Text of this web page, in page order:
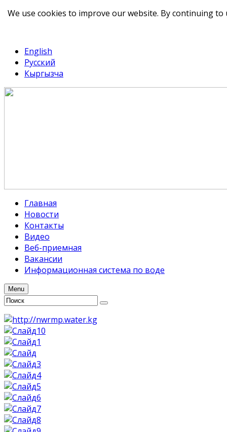
English
Русский
Кыргызча
Главная
Новости
Контакты
Видео
Веб-приемная
Вакансии
Информационная система по воде
Menu
We use cookies to improve our website. By continuing